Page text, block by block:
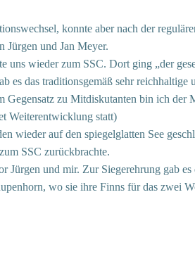
konnte aber nach der
Jürgen und Jan Meyer.
uns wieder zum SSC. Dort ging „der
es das traditionsgemäß sehr reichhaltige
Gegensatz zu Mitdiskutanten bin ich der
Weiterentwicklung statt)
wieder auf den spiegelglatten See
SSC zurückbrachte.
Jürgen und mir. Zur Siegerehrung gab
wo sie ihre Finns für das zwei